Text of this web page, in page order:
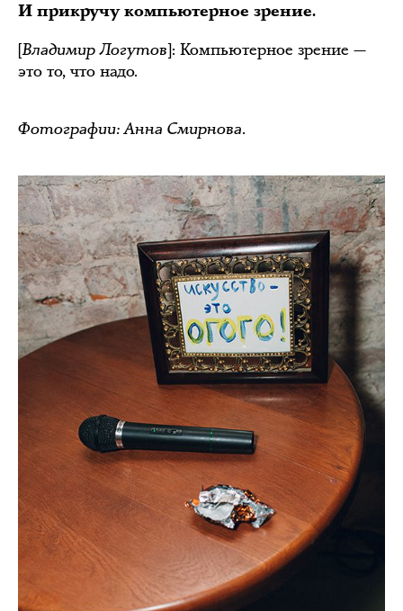
И прикручу компьютерное зрение.
[Владимир Логутов]: Компьютерное зрение —
это то, что надо.
Фотографии: Анна Смирнова.